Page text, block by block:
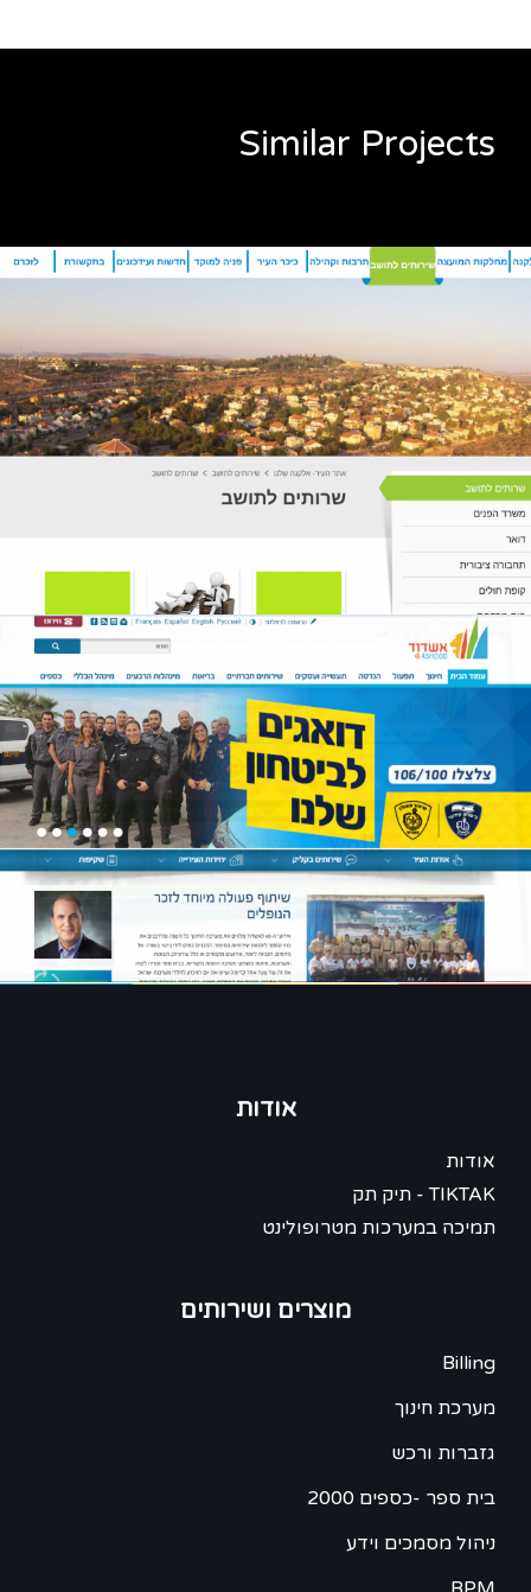
Similar Projects
אתר של אלקנה
אתרים
MORE
ZOOM
אתר של אשדוד מטרופולינט
אתרים
MORE
ZOOM
אודות
אודות
TIKTAK - תיק תק
תמיכה במערכות מטרופולינט
מוצרים ושירותים
Billing
מערכת חינוך
גזברות ורכש
בית ספר -כספים 2000
ניהול מסמכים וידע